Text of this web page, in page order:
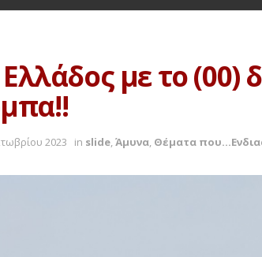
Ελλάδος με το
2023 in slide,Άμυνα, Θέματα